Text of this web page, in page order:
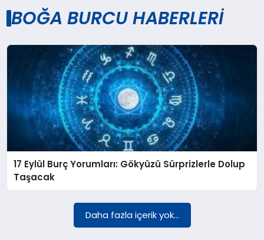
GÜNCEL
SPOR
YAŞAM
BOĞA BURCU HABERLERI
17 Eylül Burç Yorumları: Gökyüzü Sürprizlerle Dolup
Taşacak
Daha fazla içerik yok...